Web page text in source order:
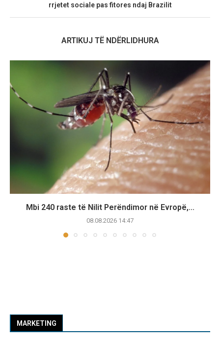
rrjetet sociale pas fitores ndaj Brazilit
ARTIKUJ TË NDËRLIDHURA
Mbi 240 raste të Nilit Perëndimor në Evropë,...
08.08.2026 14:47
MARKETING